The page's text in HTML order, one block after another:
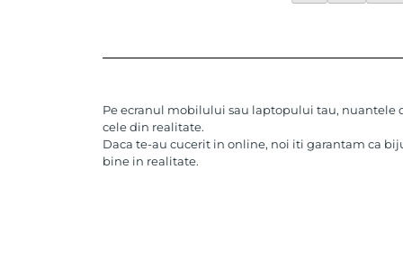
Pe ecranul mobilului sau laptopului tau, nuantele
cele din realitate.
Daca te-au cucerit in online, noi iti garantam ca
bine in realitate.